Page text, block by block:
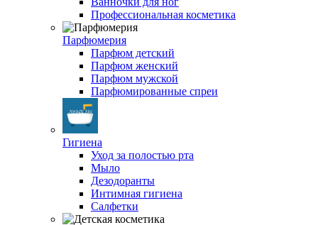
Профессиональная косметика
Парфюмерия
Парфюм детский
Парфюм женский
Парфюм мужской
Парфюмированные спреи
Гигиена
Уход за полостью рта
Мыло
Дезодоранты
Интимная гигиена
Салфетки